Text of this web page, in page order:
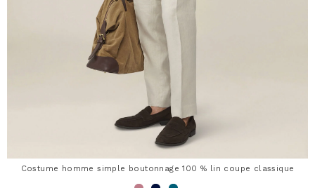
Costume homme simple boutonnage 100 % lin coupe classique